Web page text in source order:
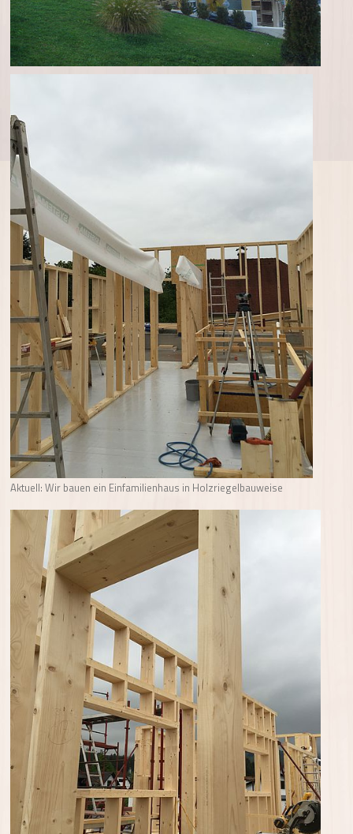
Aktuell: Wir bauen ein Einfamilienhaus in Holzriegelbauweise